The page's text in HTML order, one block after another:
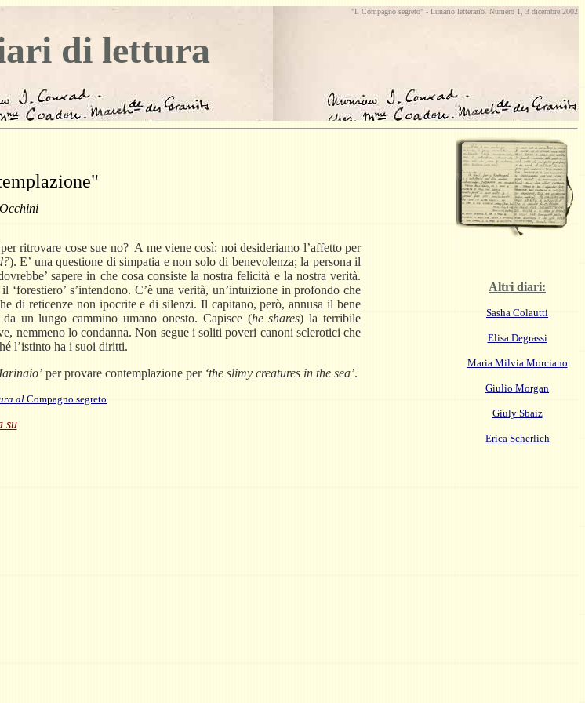
"Il Compagno segreto" - Lunario letterario. Numero 1, 3 dicembre 2002
di lettura
ritrovare cose sue no? A me viene così: noi desideriamo l’affetto per
). E’ una questione di simpatia e non solo di benevolenza; la persona il
sapere in che cosa consiste la nostra felicità e la nostra verità.
‘forestiero’ s’intendono. C’è una verità, un’intuizione in profondo che
di reticenze non ipocrite e di silenzi. Il capitano, però, annusa il bene
un lungo cammino umano onesto. Capisce (he shares) la terribile
nemmeno lo condanna. Non segue i soliti poveri canoni sclerotici che
l’istinto ha i suoi diritti.
per provare contemplazione per ‘the slimy creatures in the sea’.
al Compagno segreto
su
Altri diari:
Sasha Colautti
Elisa Degrassi
Maria Milvia Morciano
Giulio Morgan
Giuly Sbaiz
Erica Scherlich